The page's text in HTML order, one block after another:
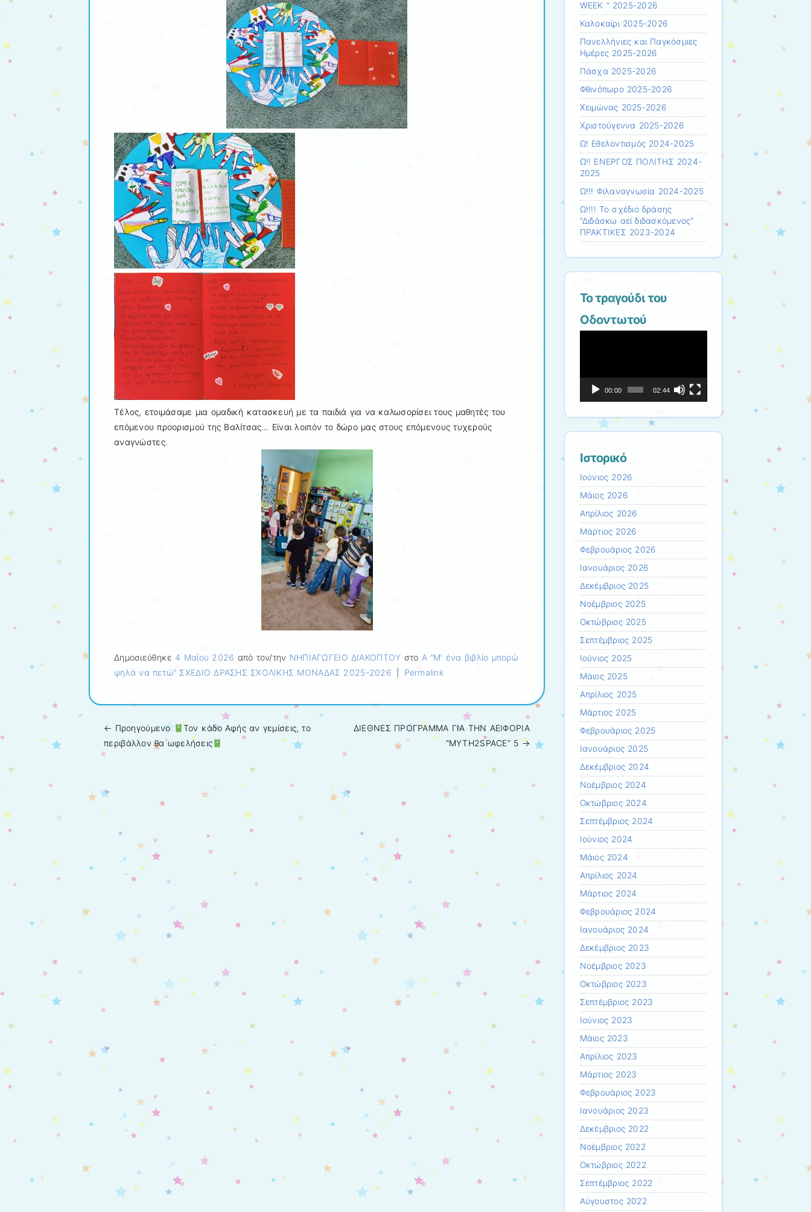
Τέλος, ετοιμάσαμε μια ομαδική κατασκευή με τα παιδιά για να καλωσορίσει τους μαθητές του
επόμενου προορισμού της Βαλίτσας… Είναι λοιπόν το δώρο μας στους επόμενους τυχερούς
αναγνώστες.
Δημοσιεύθηκε 4 Μαΐου 2026 από τον/την ΝΗΠΙΑΓΩΓΕΙΟ ΔΙΑΚΟΠΤΟΥ στο Α "Μ' ένα βιβλίο μπορώ
ψηλά να πετώ" ΣΧΕΔΙΟ ΔΡΑΣΗΣ ΣΧΟΛΙΚΗΣ ΜΟΝΑΔΑΣ 2025-2026
Permalink
Πλοήγηση άρθρων
← Προηγούμενo
Τον κάδο Αφής αν γεμίσεις, το
περιβάλλον θα ωφελήσεις
ΔΙΕΘΝΕΣ ΠΡΟΓΡΑΜΜΑ ΓΙΑ ΤΗΝ ΑΕΙΦΟΡΙΑ
“MYTH2SPACE” 5 →
WEEK " 2025-2026
Καλοκαίρι 2025-2026
Πανελλήνιες και Παγκόσμιες
Ημέρες 2025-2026
Πάσχα 2025-2026
Φθινόπωρο 2025-2026
Χειμώνας 2025-2026
Χριστούγεννα 2025-2026
Ω! Εθελοντισμός 2024-2025
Ω!! ΕΝΕΡΓΟΣ ΠΟΛΙΤΗΣ 2024-
2025
Ω!!! Φιλαναγνωσία 2024-2025
Ω!!!! Το σχέδιο δράσης
"Διδάσκω αεί διδασκόμενος"
ΠΡΑΚΤΙΚΕΣ 2023-2024
Το τραγούδι του
Οδοντωτού
00:00 02:44
Ιστορικό
Ιούνιος 2026
Μάιος 2026
Απρίλιος 2026
Μάρτιος 2026
Φεβρουάριος 2026
Ιανουάριος 2026
Δεκέμβριος 2025
Νοέμβριος 2025
Οκτώβριος 2025
Σεπτέμβριος 2025
Ιούνιος 2025
Μάιος 2025
Απρίλιος 2025
Μάρτιος 2025
Φεβρουάριος 2025
Ιανουάριος 2025
Δεκέμβριος 2024
Νοέμβριος 2024
Οκτώβριος 2024
Σεπτέμβριος 2024
Ιούνιος 2024
Μάιος 2024
Απρίλιος 2024
Μάρτιος 2024
Φεβρουάριος 2024
Ιανουάριος 2024
Δεκέμβριος 2023
Νοέμβριος 2023
Οκτώβριος 2023
Σεπτέμβριος 2023
Ιούνιος 2023
Μάιος 2023
Απρίλιος 2023
Μάρτιος 2023
Φεβρουάριος 2023
Ιανουάριος 2023
Δεκέμβριος 2022
Νοέμβριος 2022
Οκτώβριος 2022
Σεπτέμβριος 2022
Αύγουστος 2022